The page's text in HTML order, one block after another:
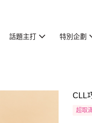
話題主打 特別企劃
CLL
超取